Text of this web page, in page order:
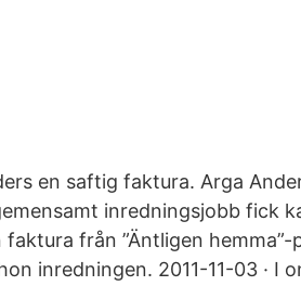
en saftig faktura. Arga
inredningsjobb fick
från ”Äntligen hemma”-
inredningen. 2011-11-03 · I